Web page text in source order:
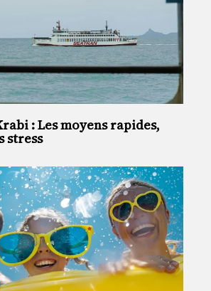
: Les moyens rapides,
stress